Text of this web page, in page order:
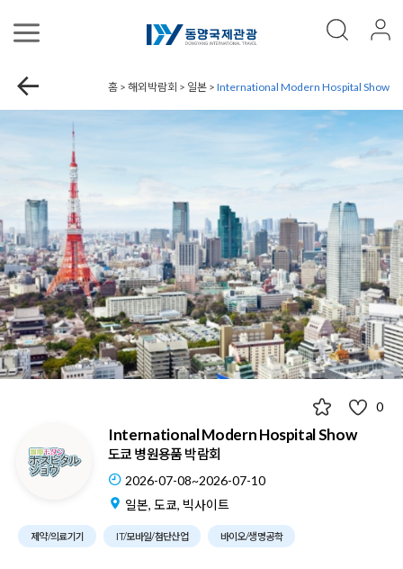
홈 > 해외박람회 > 일본 > International Modern Hospital Show
0
International Modern Hospital Show
도쿄 병원용품 박람회
2026-07-08~2026-07-10
일본, 도쿄, 빅사이트
제약/의료기기 IT/모바일/첨단산업 바이오/생명공학